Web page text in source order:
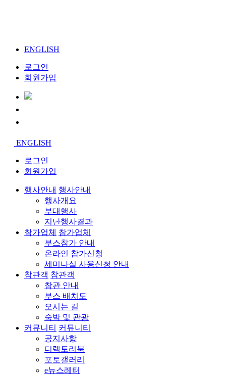
ENGLISH
로그인
회원가입
ENGLISH
로그인
회원가입
행사안내 행사안내
행사개요
부대행사
지난행사결과
참가업체 참가업체
부스참가 안내
온라인 참가신청
세미나실 사용신청 안내
참관객 참관객
참관 안내
부스 배치도
오시는 길
숙박 및 관광
커뮤니티 커뮤니티
공지사항
디렉토리북
포토갤러리
e뉴스레터